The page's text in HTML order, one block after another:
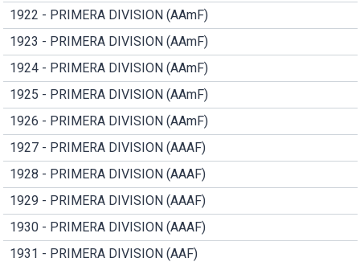
1922 - PRIMERA DIVISION (AAmF)
1923 - PRIMERA DIVISION (AAmF)
1924 - PRIMERA DIVISION (AAmF)
1925 - PRIMERA DIVISION (AAmF)
1926 - PRIMERA DIVISION (AAmF)
1927 - PRIMERA DIVISION (AAAF)
1928 - PRIMERA DIVISION (AAAF)
1929 - PRIMERA DIVISION (AAAF)
1930 - PRIMERA DIVISION (AAAF)
1931 - PRIMERA DIVISION (AAF)